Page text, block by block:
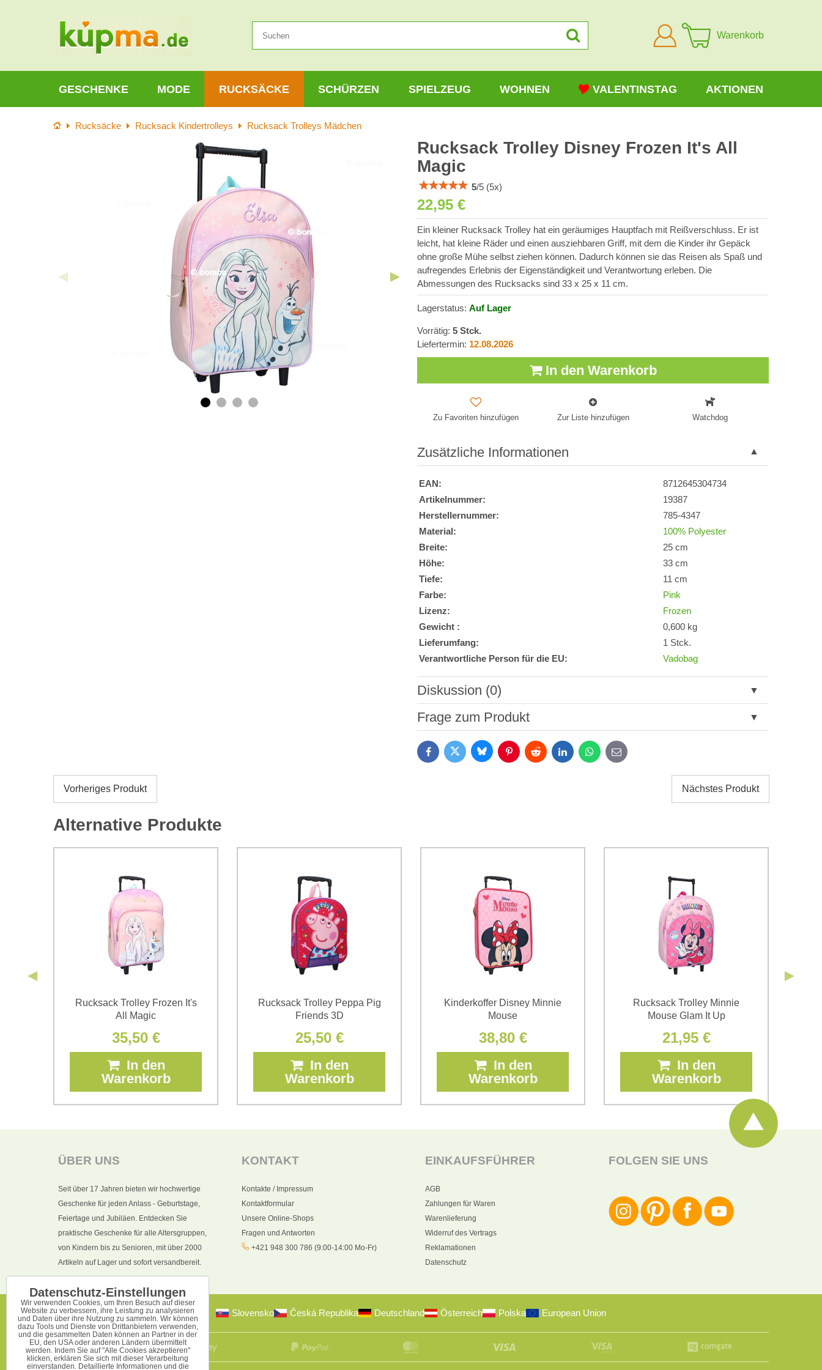
Anmelden
Warenkorb
GESCHENKE MODE RUCKSÄCKE SCHÜRZEN SPIELZEUG WOHNEN VALENTINSTAG AKTIONEN
StartseiteRucksäcke Rucksack Kindertrolleys Rucksack Trolleys Mädchen
Rucksack Trolley Disney Frozen It's All
Magic
5/5 (5x)
22,95 €
Ein kleiner Rucksack Trolley hat ein geräumiges Hauptfach mit Reißverschluss. Er ist
leicht, hat kleine Räder und einen ausziehbaren Griff, mit dem die Kinder ihr Gepäck
ohne große Mühe selbst ziehen können. Dadurch können sie das Reisen als Spaß und
aufregendes Erlebnis der Eigenständigkeit und Verantwortung erleben. Die
Abmessungen des Rucksacks sind 33 x 25 x 11 cm.
Lagerstatus: Auf Lager
Vorrätig: 5 Stck.
Liefertermin: 12.08.2026
In den Warenkorb
Zu Favoriten hinzufügen Zur Liste hinzufügen Watchdog
Zusätzliche Informationen
EAN:
8712645304734
Artikelnummer:
19387
Herstellernummer:
785-4347
Material:
100% Polyester
Breite:
25 cm
Höhe:
33 cm
Tiefe:
11 cm
Farbe:
Pink
Lizenz:
Frozen
Gewicht :
0,600 kg
Lieferumfang:
1 Stck.
Verantwortliche Person für die EU:
Vadobag
Diskussion (0)
Neuer Kommentar
Daten zum Zwecke der Absendung einverstanden. Ich habe
Frage zum Produkt
FacebookTwitter BlueskyPinterestReddit LinkedInWhatsApp
E-
mail
Vorheriges Produkt Nächstes Produkt
Alternative Produkte
Rucksack Trolley Frozen It's
All Magic
35,50 €
In den
Warenkorb
Rucksack Trolley Peppa Pig
Friends 3D
25,50 €
In den
Warenkorb
Kinderkoffer Disney Minnie
Mouse
38,80 €
In den
Warenkorb
Rucksack Trolley Minnie
Mouse Glam It Up
21,95 €
In den
Warenkorb
ÜBER UNS
Seit über 17 Jahren bieten wir hochwertige
Geschenke für jeden Anlass - Geburtstage,
Feiertage und Jubiläen. Entdecken Sie
praktische Geschenke für alle Altersgruppen,
von Kindern bis zu Senioren, mit über 2000
Artikeln auf Lager und sofort versandbereit.
KONTAKT
Kontakte / Impressum
Kontaktformular
Unsere Online-Shops
Fragen und Antworten
+421 948 300 786 (9:00-14:00 Mo-Fr)
EINKAUFSFÜHRER
AGB
Zahlungen für Waren
Warenlieferung
Widerruf des Vertrags
Reklamationen
Datenschutz
FOLGEN SIE UNS
Slovensko Česká Republika Deutschland Österreich Polska European Union
Datenschutz-Einstellungen
Wir verwenden Cookies, um Ihren Besuch auf dieser
Website zu verbessern, ihre Leistung zu analysieren
und Daten über ihre Nutzung zu sammeln. Wir können
dazu Tools und Dienste von Drittanbietern verwenden,
und die gesammelten Daten können an Partner in der
EU, den USA oder anderen Ländern übermittelt
werden. Indem Sie auf "Alle Cookies akzeptieren"
klicken, erklären Sie sich mit dieser Verarbeitung
einverstanden. Detaillierte Informationen und die